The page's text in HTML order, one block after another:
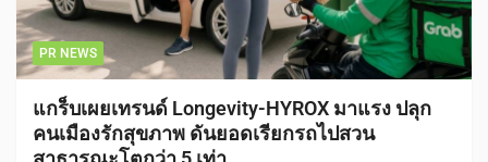
PR NEWS
แกร็บเผยเทรนด์ Longevity-HYROX มาแรง ปลุก
คนเมืองรักสุขภาพ ดันยอดเรียกรถไปสวน